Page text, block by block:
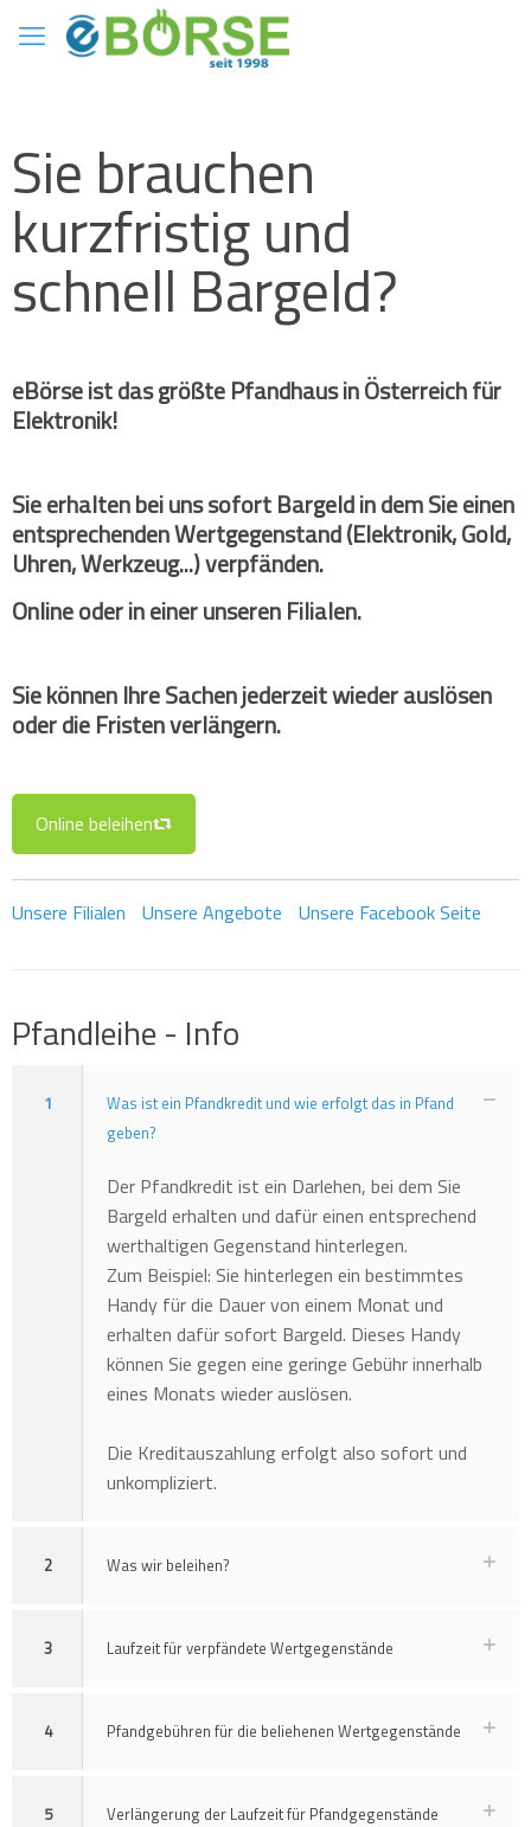
Sie brauchen
kurzfristig und
schnell Bargeld?
eBörse ist das größte Pfandhaus in Österreich für
Elektronik!
Sie erhalten bei uns sofort Bargeld in dem Sie einen
entsprechenden Wertgegenstand (Elektronik, Gold,
Uhren, Werkzeug...) verpfänden.
Online oder in einer unseren Filialen.
Sie können Ihre Sachen jederzeit wieder auslösen
oder die Fristen verlängern.
Online beleihen
Unsere Filialen Unsere Angebote Unsere Facebook Seite
Pfandleihe - Info
1
Was ist ein Pfandkredit und wie erfolgt das in Pfand
geben?
Der Pfandkredit ist ein Darlehen, bei dem Sie
Bargeld erhalten und dafür einen entsprechend
werthaltigen Gegenstand hinterlegen.
Zum Beispiel: Sie hinterlegen ein bestimmtes
Handy für die Dauer von einem Monat und
erhalten dafür sofort Bargeld. Dieses Handy
können Sie gegen eine geringe Gebühr innerhalb
eines Monats wieder auslösen.
Die Kreditauszahlung erfolgt also sofort und
unkompliziert.
2 Was wir beleihen?
3 Laufzeit für verpfändete Wertgegenstände
4 Pfandgebühren für die beliehenen Wertgegenstände
5 Verlängerung der Laufzeit für Pfandgegenstände